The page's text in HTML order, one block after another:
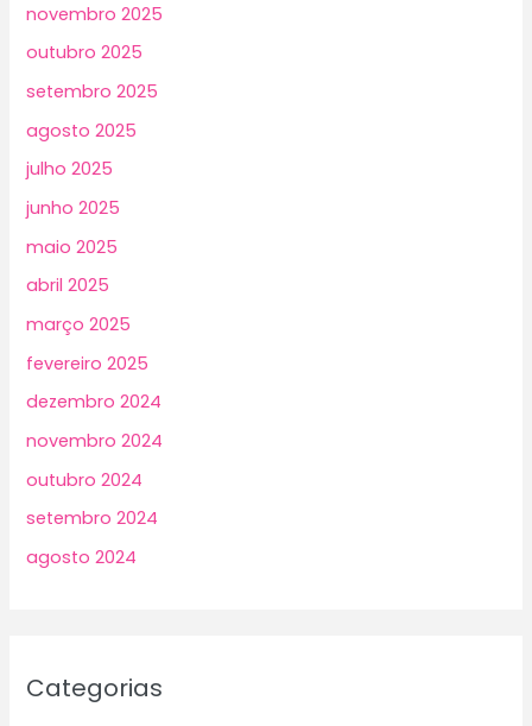
novembro 2025
outubro 2025
setembro 2025
agosto 2025
julho 2025
junho 2025
maio 2025
abril 2025
março 2025
fevereiro 2025
dezembro 2024
novembro 2024
outubro 2024
setembro 2024
agosto 2024
Categorias